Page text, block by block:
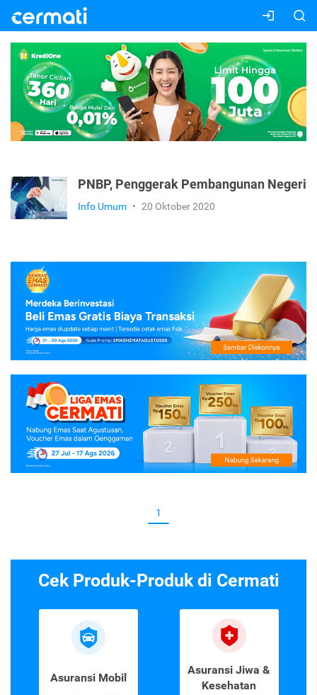
PNBP, Penggerak Pembangunan Negeri
Info Umum • 20 Oktober 2020
1
Cek Produk-Produk di Cermati
Asuransi Mobil
Asuransi Jiwa &
Kesehatan